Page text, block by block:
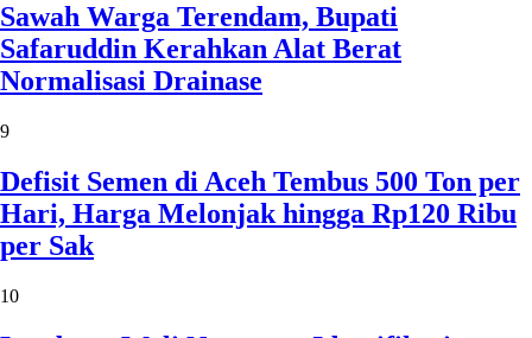
Sawah Warga Terendam, Bupati
Safaruddin Kerahkan Alat Berat
Normalisasi Drainase
9
Defisit Semen di Aceh Tembus 500 Ton per
Hari, Harga Melonjak hingga Rp120 Ribu
per Sak
10